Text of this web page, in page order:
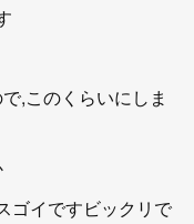
,このくらいにしま
ゴイですビックリで